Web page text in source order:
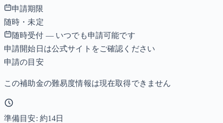
申請期限
随時・未定
随時受付 — いつでも申請可能です
申請開始日は公式サイトをご確認ください
申請の目安
この補助金の難易度情報は現在取得できません
準備目安: 約14日